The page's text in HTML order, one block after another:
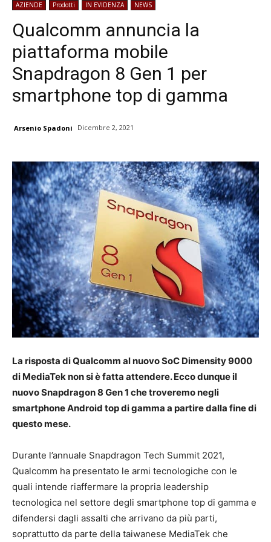
AZIENDE Prodotti IN EVIDENZA NEWS
Qualcomm annuncia la
piattaforma mobile
Snapdragon 8 Gen 1 per
smartphone top di gamma
Arsenio Spadoni Dicembre 2, 2021
La risposta di Qualcomm al nuovo SoC Dimensity 9000
di MediaTek non si è fatta attendere. Ecco dunque il
nuovo Snapdragon 8 Gen 1 che troveremo negli
smartphone Android top di gamma a partire dalla fine di
questo mese.
Durante l’annuale Snapdragon Tech Summit 2021,
Qualcomm ha presentato le armi tecnologiche con le
quali intende riaffermare la propria leadership
tecnologica nel settore degli smartphone top di gamma e
difendersi dagli assalti che arrivano da più parti,
soprattutto da parte della taiwanese MediaTek che